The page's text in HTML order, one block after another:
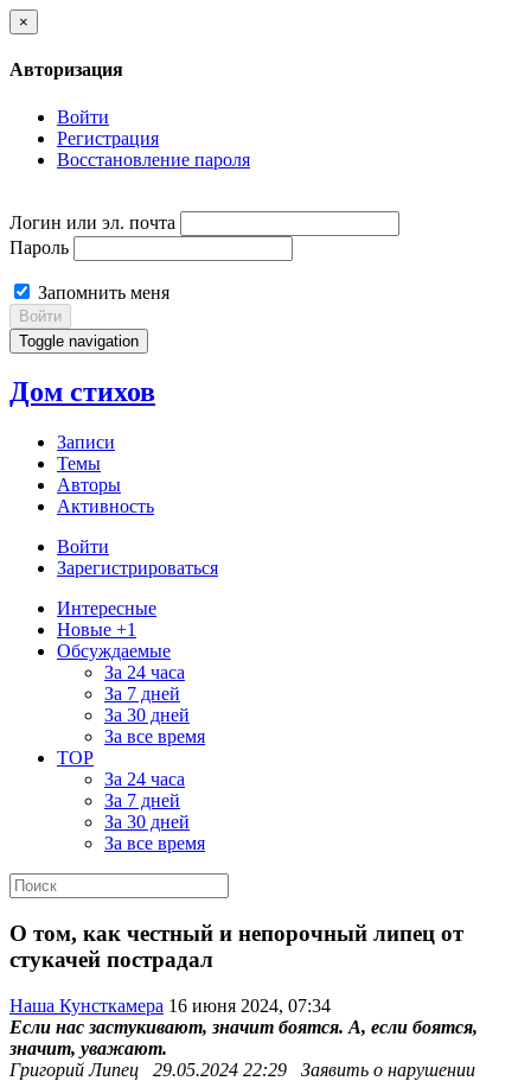
×
Авторизация
Войти
Регистрация
Восстановление пароля
Логин или эл. почта
Пароль
Запомнить меня
Войти
Toggle navigation
Дом стихов
Записи
Темы
Авторы
Активность
Войти
Зарегистрироваться
Интересные
Новые +1
Обсуждаемые
За 24 часа
За 7 дней
За 30 дней
За все время
TOP
За 24 часа
За 7 дней
За 30 дней
За все время
О том, как честный и непорочный липец от
стукачей пострадал
Наша Кунсткамера 16 июня 2024, 07:34
Если нас застукивают, значит боятся. А, если боятся,
значит, уважают.
Григорий Липец 29.05.2024 22:29 Заявить о нарушении